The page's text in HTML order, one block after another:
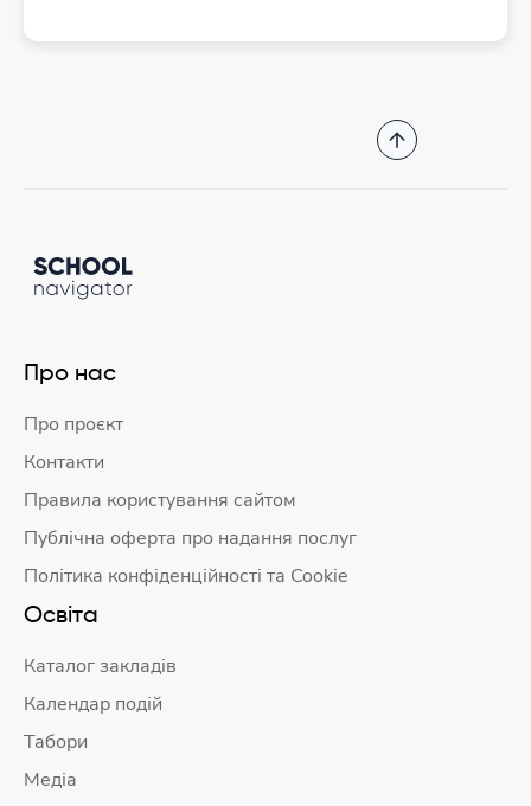
Про нас
Про проєкт
Контакти
Правила користування сайтом
Публічна оферта про надання послуг
Політика конфіденційності та Cookie
Освіта
Каталог закладів
Календар подій
Табори
Медіа